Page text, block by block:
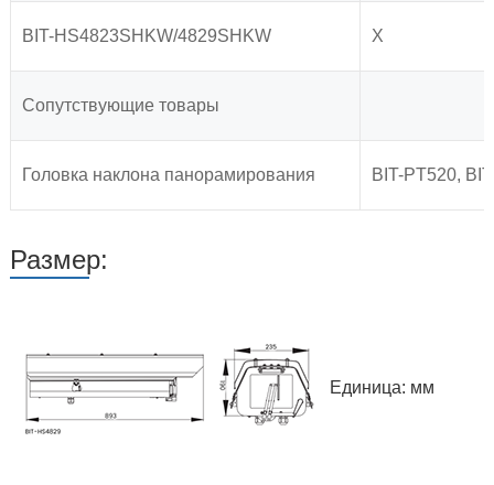
BIT-HS4823SHKW/4829SHKW X
Сопутствующие товары
Головка наклона панорамирования BIT-PT520,
Размер:
Единица: мм